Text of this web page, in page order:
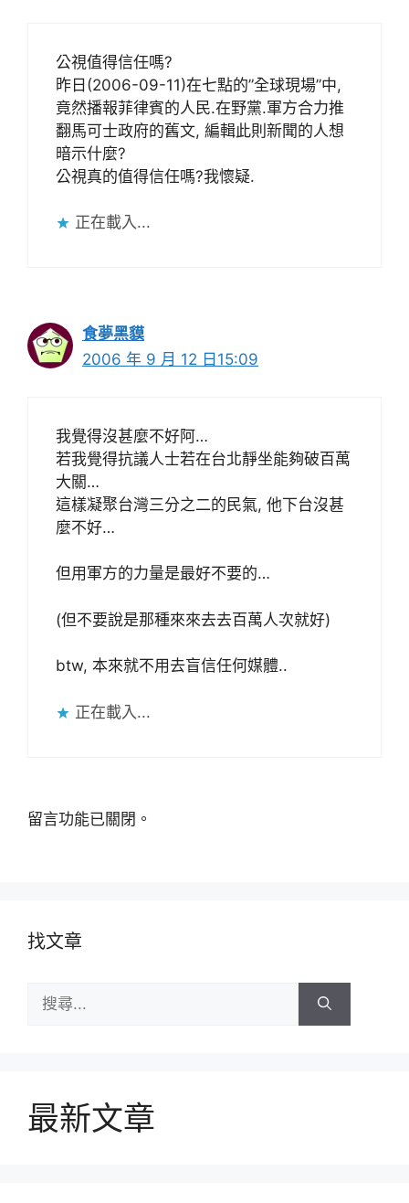
公視值得信任嗎?
昨日(2006-09-11)在七點的”全球現場”中,
竟然播報菲律賓的人民.在野黨.軍方合力推
翻馬可士政府的舊文, 編輯此則新聞的人想
暗示什麼?
公視真的值得信任嗎?我懷疑.
正在載入...
食夢黑貘
2006 年 9 月 12 日15:09
我覺得沒甚麼不好阿…
若我覺得抗議人士若在台北靜坐能夠破百萬
大關…
這樣凝聚台灣三分之二的民氣, 他下台沒甚
麼不好…
但用軍方的力量是最好不要的…
(但不要說是那種來來去去百萬人次就好)
btw, 本來就不用去盲信任何媒體..
正在載入...
留言功能已關閉。
找文章
尋:
最新文章